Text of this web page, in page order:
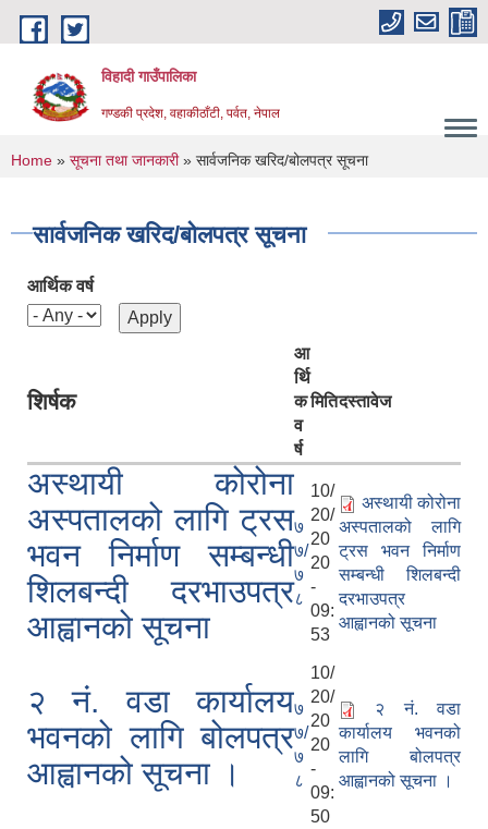
Skip to main content
विहादी गाउँपालिका
गण्डकी प्रदेश, वहाकीठाँटी, पर्वत, नेपाल
You are here
Home » सूचना तथा जानकारी» सार्वजनिक खरिद/बोलपत्र सूचना
सार्वजनिक खरिद/बोलपत्र सूचना
आर्थिक वर्ष
शिर्षक
आ
र्थि
क
व
र्ष
मितिदस्तावेज
अस्थायी कोरोना
अस्पतालको लागि ट्रस
भवन निर्माण सम्बन्धी
शिलबन्दी दरभाउपत्र
आह्वानको सूचना
७
७/
७
८
10/
20/
20
20
-
09:
53
अस्थायी कोरोना
अस्पतालको लागि
ट्रस भवन निर्माण
सम्बन्धी शिलबन्दी
दरभाउपत्र
आह्वानको सूचना
२ नं. वडा कार्यालय
भवनको लागि बोलपत्र
आह्वानको सूचना ।
७
७/
७
८
10/
20/
20
20
-
09:
50
२ नं. वडा
कार्यालय भवनको
लागि बोलपत्र
आह्वानको सूचना ।